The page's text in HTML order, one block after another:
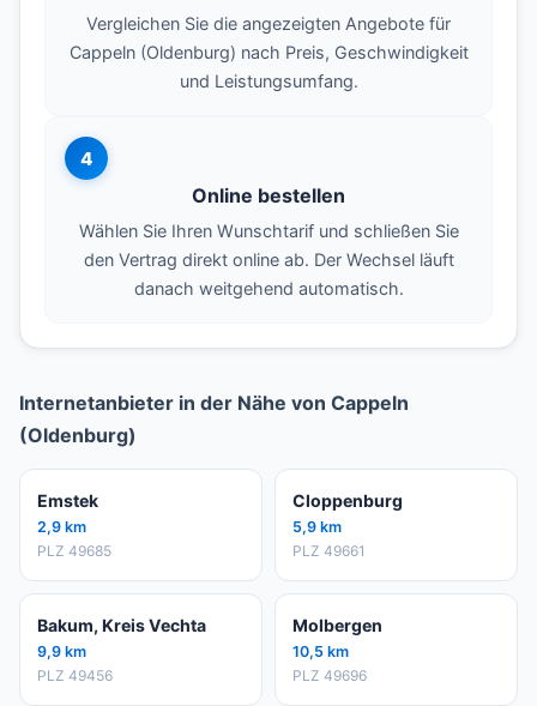
Vergleichen Sie die angezeigten Angebote für
Cappeln (Oldenburg) nach Preis, Geschwindigkeit
und Leistungsumfang.
4
Online bestellen
Wählen Sie Ihren Wunschtarif und schließen Sie
den Vertrag direkt online ab. Der Wechsel läuft
danach weitgehend automatisch.
Internetanbieter in der Nähe von Cappeln
(Oldenburg)
Emstek
2,9 km
PLZ 49685
Cloppenburg
5,9 km
PLZ 49661
Bakum, Kreis Vechta
9,9 km
PLZ 49456
Molbergen
10,5 km
PLZ 49696